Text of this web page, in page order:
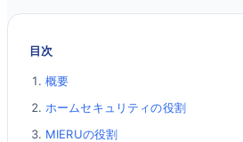
目次
概要
ホームセキュリティの役割
MIERUの役割